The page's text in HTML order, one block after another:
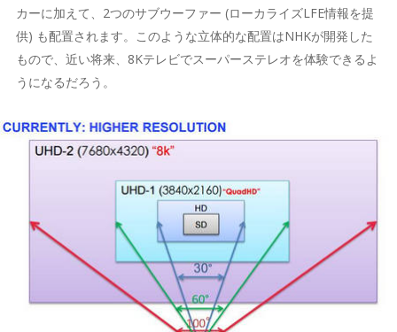
カーに加えて、2つのサブウーファー (ローカライズLFE情報を提
供) も配置されます。このような立体的な配置はNHKが開発した
もので、近い将来、8Kテレビでスーパーステレオを体験できるよ
うになるだろう。